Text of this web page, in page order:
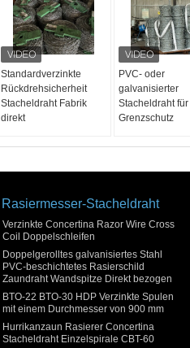
Standardverzinkte
Rückdrehsicherheit
Stacheldraht Fabrik
direkt
PVC- oder
galvanisierter
Stacheldraht für
Grenzschutz
Rasiermesser-Stacheldraht
Verzinkte Concertina Razor Wire Cross
Coil Doppelschleifen
Doppelgerolltes galvanisiertes Stahl
PVC-beschichtetes Rasierschild
Zaundraht Wandspitze Direkt bezogen
BTO-22 BTO-30 HDP Verzinkte Spulen
mit einem Durchmesser von 900 mm
Hurrikanzaun Rasierer Concertina
Stacheldraht Einzelspirale CBT-60